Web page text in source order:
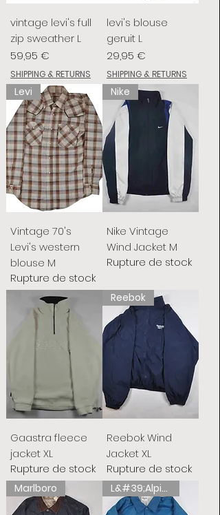
vintage levi's full
zip sweather L
Prix
59,95 €
SHIPPING & RETURNS
levi's blouse
geruit L
Prix
29,95 €
SHIPPING & RETURNS
Levi
Vintage 70's
Levi's western
blouse M
Rupture de stock
Nike
Nike Vintage
Wind Jacket M
Rupture de stock
Gaastra fleece
jacket XL
Rupture de stock
Reebok
Reebok Wind
Jacket XL
Rupture de stock
Marlboro L&#39;Alpina australienne